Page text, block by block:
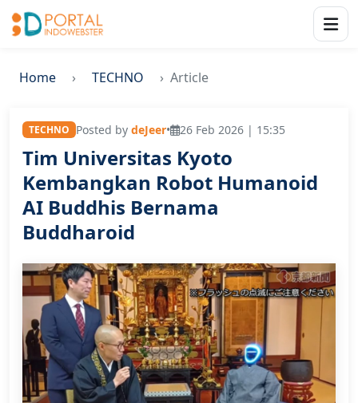
Home TECHNO Article
TECHNO Posted by deJeer• 26 Feb 2026 | 15:35
Tim Universitas Kyoto
Kembangkan Robot Humanoid
AI Buddhis Bernama
Buddharoid